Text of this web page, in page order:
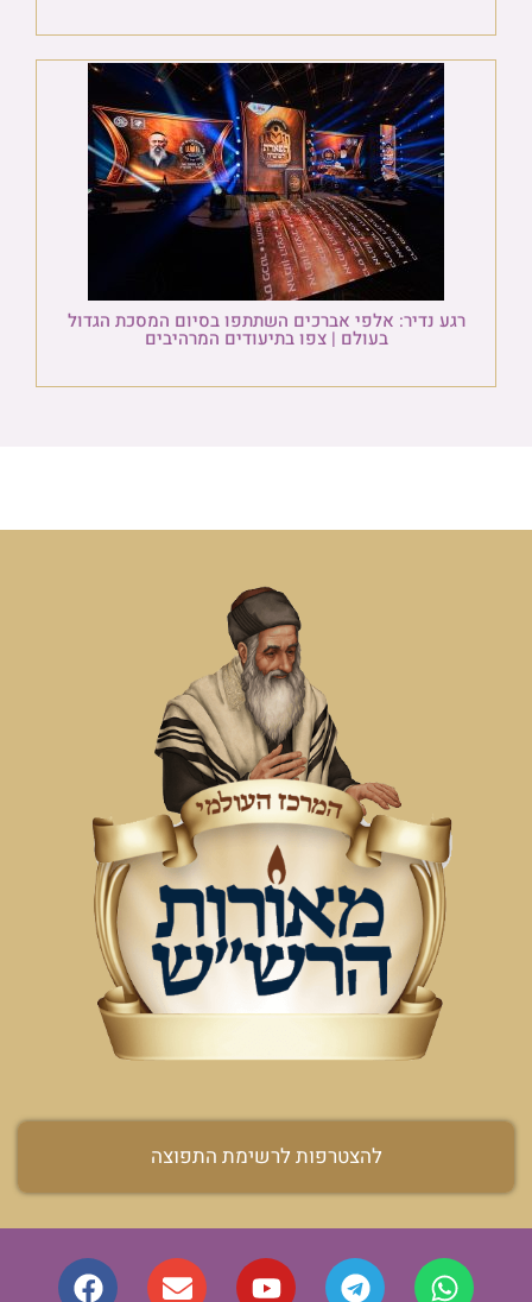
רגע נדיר: אלפי אברכים השתתפו בסיום המסכת הגדול
בעולם | צפו בתיעודים המרהיבים
להצטרפות לרשימת התפוצה